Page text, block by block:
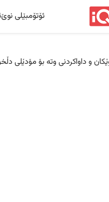
ئۆتۆمبێلی نوێ
و داواکردنی وتە بۆ